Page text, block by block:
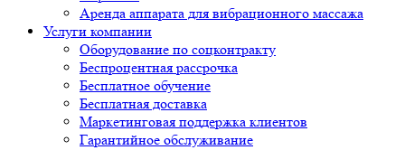
Аренда аппарата для вибрационного массажа
Услуги компании
Оборудование по соцконтракту
Беспроцентная рассрочка
Бесплатное обучение
Бесплатная доставка
Маркетинговая поддержка клиентов
Гарантийное обслуживание